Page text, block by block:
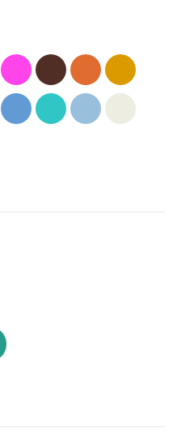
Rose
fuchsia
MarronOrangeCaramel
Bleu
Bleu
turquoise
Bleu
Clair
Ecru